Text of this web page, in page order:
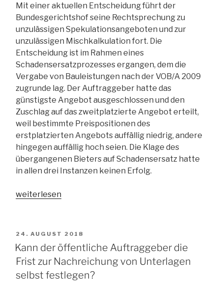
Mit einer aktuellen Entscheidung führt der
Bundesgerichtshof seine Rechtsprechung zu
unzulässigen Spekulationsangeboten und zur
unzulässigen Mischkalkulation fort. Die
Entscheidung ist im Rahmen eines
Schadensersatzprozesses ergangen, dem die
Vergabe von Bauleistungen nach der VOB/A 2009
zugrunde lag. Der Auftraggeber hatte das
günstigste Angebot ausgeschlossen und den
Zuschlag auf das zweitplatzierte Angebot erteilt,
weil bestimmte Preispositionen des
erstplatzierten Angebots auffällig niedrig, andere
hingegen auffällig hoch seien. Die Klage des
übergangenen Bieters auf Schadensersatz hatte
in allen drei Instanzen keinen Erfolg.
„BGH:
Spekulationsangeboten“
weiterlesen
VERÖFFENTLICHT
AM
24. AUGUST 2018
Kann der öffentliche Auftraggeber die
Frist zur Nachreichung von Unterlagen
selbst festlegen?